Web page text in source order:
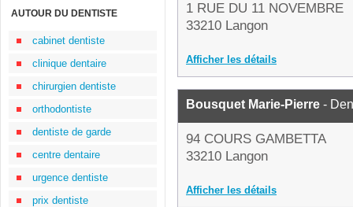
AUTOUR DU DENTISTE
cabinet dentiste
clinique dentaire
chirurgien dentiste
orthodontiste
dentiste de garde
centre dentaire
urgence dentiste
prix dentiste
1 RUE DU 11 NOVEMBRE
33210 Langon
Afficher les détails
Bousquet Marie-Pierre -
94 COURS GAMBETTA
33210 Langon
Afficher les détails